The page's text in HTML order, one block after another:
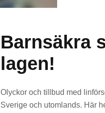
Barnsäkra
lagen!
Olyckor och tillbud med
Sverige och utomlands. Här